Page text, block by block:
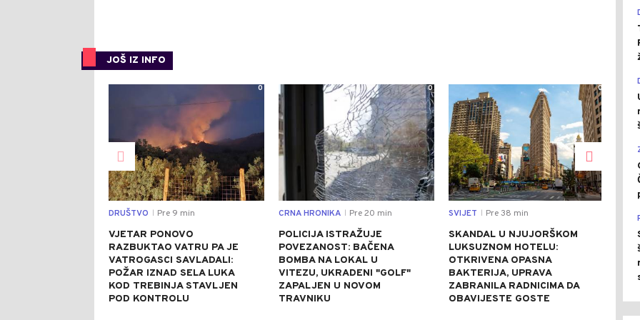
JOŠ IZ INFO
0
DRUŠTVO Pre 9 min
VJETAR PONOVO
RAZBUKTAO VATRU PA JE
VATROGASCI SAVLADALI:
POŽAR IZNAD SELA LUKA
KOD TREBINJA STAVLJEN
POD KONTROLU
0
CRNA HRONIKA Pre 20 min
POLICIJA ISTRAŽUJE
POVEZANOST: BAČENA
BOMBA NA LOKAL U
VITEZU, UKRADENI "GOLF"
ZAPALJEN U NOVOM
TRAVNIKU
0
SVIJET Pre 38 min
SKANDAL U NJUJORŠKOM
LUKSUZNOM HOTELU:
OTKRIVENA OPASNA
BAKTERIJA, UPRAVA
ZABRANILA RADNICIMA DA
OBAVIJESTE GOSTE